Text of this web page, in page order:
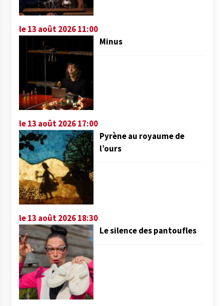
le 13 août 2026 11:00
Minus
le 13 août 2026 17:00
Pyrène au royaume de
l’ours
le 13 août 2026 18:30
Le silence des pantoufles